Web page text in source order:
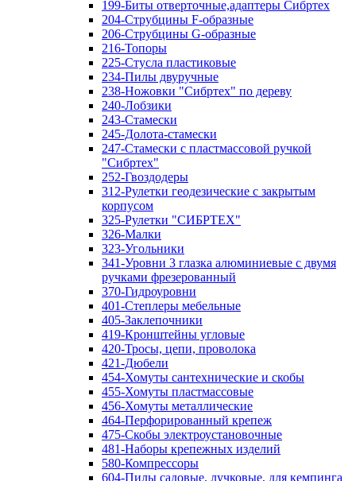
199-Биты отверточные,адаптеры Сибртех
204-Струбцины F-образные
206-Струбцины G-образные
216-Топоры
225-Стусла пластиковые
234-Пилы двуручные
238-Ножовки "Сибртех" по дереву
240-Лобзики
243-Стамески
245-Долота-стамески
247-Стамески с пластмассовой ручкой
"Сибртех"
252-Гвоздодеры
312-Рулетки геодезические с закрытым
корпусом
325-Рулетки "СИБРТЕХ"
326-Малки
323-Угольники
341-Уровни 3 глазка алюминиевые с двумя
ручками фрезерованный
370-Гидроуровни
401-Степлеры мебельные
405-Заклепочники
419-Кронштейны угловые
420-Тросы, цепи, проволока
421-Дюбели
454-Хомуты сантехнические и скобы
455-Хомуты пластмассовые
456-Хомуты металлические
464-Перфорированный крепеж
475-Скобы электроустановочные
481-Наборы крепежных изделий
580-Компрессоры
604-Пилы садовые, лучковые, для кемпинга